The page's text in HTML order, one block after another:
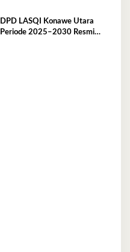
Anggaran
DPD LASQI Konawe Utara
Periode 2025–2030 Resmi